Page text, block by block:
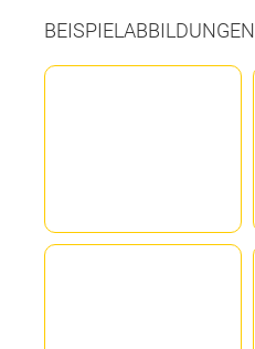
BEISPIELABBILDUNGEN